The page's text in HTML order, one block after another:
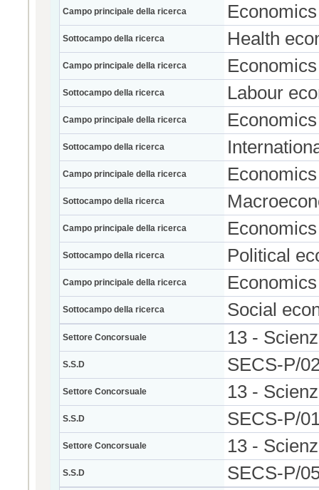
Campo principale della ricerca Economics
Sottocampo della ricerca Health
Campo principale della ricerca Economics
Sottocampo della ricerca Labour
Campo principale della ricerca Economics
Sottocampo della ricerca
Campo principale della ricerca Economics
Sottocampo della ricerca
Campo principale della ricerca Economics
Sottocampo della ricerca Political
Campo principale della ricerca Economics
Sottocampo della ricerca Social
Settore Concorsuale 13 -
S.S.D SECS-P/
Settore Concorsuale 13 -
S.S.D SECS-P/
Settore Concorsuale 13 -
S.S.D SECS-P/